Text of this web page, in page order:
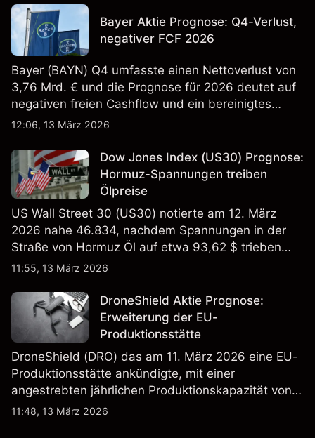
Bayer Aktie Prognose: Q4-Verlust,
negativer FCF 2026
Bayer (BAYN) Q4 umfasste einen Nettoverlust von
3,76 Mrd. € und die Prognose für 2026 deutet auf
negativen freien Cashflow und ein bereinigtes
EBITDA von 9,6–10,1 Mrd. € hin. Die
verlässlicher Indikator für zukünftige Ergebnisse.
12:06, 13 März 2026
Dow Jones Index (US30) Prognose:
Hormuz-Spannungen treiben
Ölpreise
US Wall Street 30 (US30) notierte am 12. März
2026 nahe 46.834, nachdem Spannungen in der
Straße von Hormuz Öl auf etwa 93,62 $ trieben
und die US-Arbeitslosigkeit auf 4,4% stieg. Die
verlässlicher Indikator für zukünftige Ergebnisse.
11:55, 13 März 2026
DroneShield Aktie Prognose:
Erweiterung der EU-
Produktionsstätte
DroneShield (DRO) das am 11. März 2026 eine EU-
Produktionsstätte ankündigte, mit einer
angestrebten jährlichen Produktionskapazität von
etwa 2,4 Mrd. AUD bis Ende 2026. Die
11:48, 13 März 2026